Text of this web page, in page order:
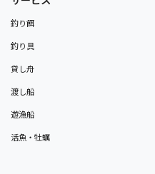
釣り餌
釣り具
貸し舟
渡し船
遊漁船
活魚・牡蠣